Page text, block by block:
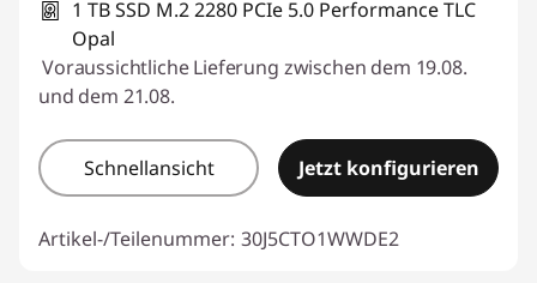
1 TB SSD M.2 2280 PCIe 5.0 Performance TLC
Opal
Voraussichtliche Lieferung zwischen dem 19.08.
und dem 21.08.
Schnellansicht Jetzt konfigurieren
Artikel-/Teilenummer: 30J5CTO1WWDE2